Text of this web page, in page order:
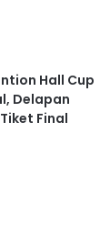
Hall Cup
Delapan
Final